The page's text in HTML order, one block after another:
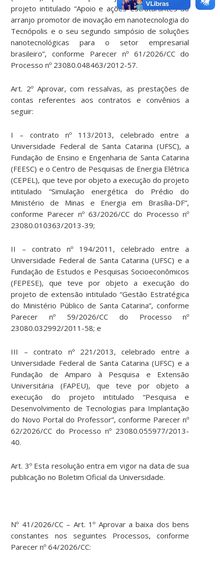
projeto intitulado “Apoio e ações estruturantes do
arranjo promotor de inovação em nanotecnologia do
Tecnópolis e o seu segundo simpósio de soluções
nanotecnológicas para o setor empresarial
brasileiro”, conforme Parecer nº 61/2026/CC do
Processo nº 23080.048463/2012-57.
Art. 2º Aprovar, com ressalvas, as prestações de
contas referentes aos contratos e convênios a
seguir:
I – contrato nº 113/2013, celebrado entre a
Universidade Federal de Santa Catarina (UFSC), a
Fundação de Ensino e Engenharia de Santa Catarina
(FEESC) e o Centro de Pesquisas de Energia Elétrica
(CEPEL), que teve por objeto a execução do projeto
intitulado “Simulação energética do Prédio do
Ministério de Minas e Energia em Brasília-DF”,
conforme Parecer nº 63/2026/CC do Processo nº
23080.010363/2013-39;
II – contrato nº 194/2011, celebrado entre a
Universidade Federal de Santa Catarina (UFSC) e a
Fundação de Estudos e Pesquisas Socioeconômicos
(FEPESE), que teve por objeto a execução do
projeto de extensão intitulado “Gestão Estratégica
do Ministério Público de Santa Catarina”, conforme
Parecer nº 59/2026/CC do Processo nº
23080.032992/2011-58; e
III – contrato nº 221/2013, celebrado entre a
Universidade Federal de Santa Catarina (UFSC) e a
Fundação de Amparo à Pesquisa e Extensão
Universitária (FAPEU), que teve por objeto a
execução do projeto intitulado “Pesquisa e
Desenvolvimento de Tecnologias para Implantação
do Novo Portal do Professor”, conforme Parecer nº
62/2026/CC do Processo nº 23080.055977/2013-
40.
Art. 3º Esta resolução entra em vigor na data de sua
publicação no Boletim Oficial da Universidade.
Nº 41/2026/CC – Art. 1º Aprovar a baixa dos bens
constantes nos seguintes Processos, conforme
Parecer nº 64/2026/CC: